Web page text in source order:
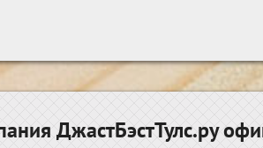
ДжастБэстТулс.ру